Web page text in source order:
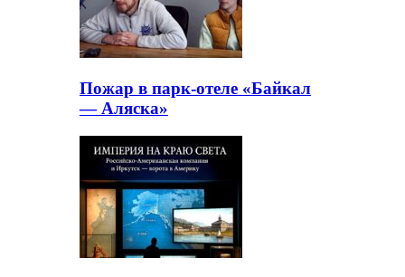
Пожар в парк-отеле «Байкал
— Аляска»